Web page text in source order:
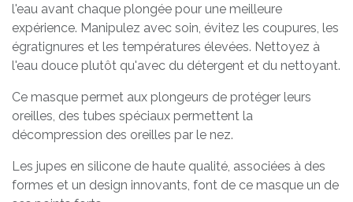
l'eau avant chaque plongée pour une meilleure
expérience. Manipulez avec soin, évitez les coupures, les
égratignures et les températures élevées. Nettoyez à
l'eau douce plutôt qu'avec du détergent et du nettoyant.
Ce masque permet aux plongeurs de protéger leurs
oreilles, des tubes spéciaux permettent la
décompression des oreilles par le nez.
Les jupes en silicone de haute qualité, associées à des
formes et un design innovants, font de ce masque un de